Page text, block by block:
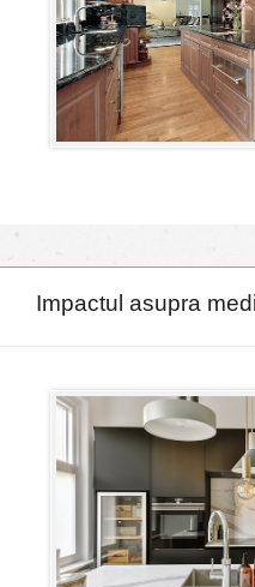
Impactul asupra